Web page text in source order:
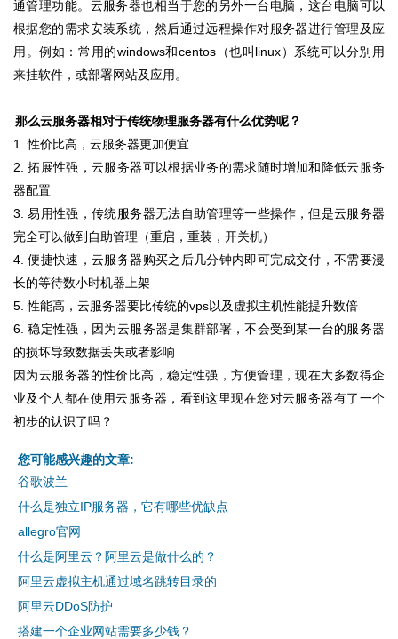
通管理功能。云服务器也相当于您的另外一台电脑，这台电脑可以
根据您的需求安装系统，然后通过远程操作对服务器进行管理及应
用。例如：常用的windows和centos（也叫linux）系统可以分别用
来挂软件，或部署网站及应用。
那么云服务器相对于传统物理服务器有什么优势呢？
1. 性价比高，云服务器更加便宜
2. 拓展性强，云服务器可以根据业务的需求随时增加和降低云服务
器配置
3. 易用性强，传统服务器无法自助管理等一些操作，但是云服务器
完全可以做到自助管理（重启，重装，开关机）
4. 便捷快速，云服务器购买之后几分钟内即可完成交付，不需要漫
长的等待数小时机器上架
5. 性能高，云服务器要比传统的vps以及虚拟主机性能提升数倍
6. 稳定性强，因为云服务器是集群部署，不会受到某一台的服务器
的损坏导致数据丢失或者影响
因为云服务器的性价比高，稳定性强，方便管理，现在大多数得企
业及个人都在使用云服务器，看到这里现在您对云服务器有了一个
初步的认识了吗？
您可能感兴趣的文章:
谷歌波兰
什么是独立IP服务器，它有哪些优缺点
allegro官网
什么是阿里云？阿里云是做什么的？
阿里云虚拟主机通过域名跳转目录的
阿里云DDoS防护
搭建一个企业网站需要多少钱？